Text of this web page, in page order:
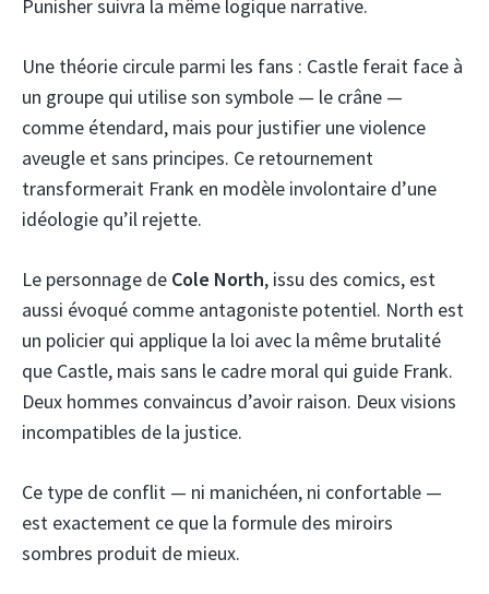
Punisher suivra la même logique narrative.
Une théorie circule parmi les fans : Castle ferait face à
un groupe qui utilise son symbole — le crâne —
comme étendard, mais pour justifier une violence
aveugle et sans principes. Ce retournement
transformerait Frank en modèle involontaire d’une
idéologie qu’il rejette.
Le personnage de Cole North, issu des comics, est
aussi évoqué comme antagoniste potentiel. North est
un policier qui applique la loi avec la même brutalité
que Castle, mais sans le cadre moral qui guide Frank.
Deux hommes convaincus d’avoir raison. Deux visions
incompatibles de la justice.
Ce type de conflit — ni manichéen, ni confortable —
est exactement ce que la formule des miroirs
sombres produit de mieux.